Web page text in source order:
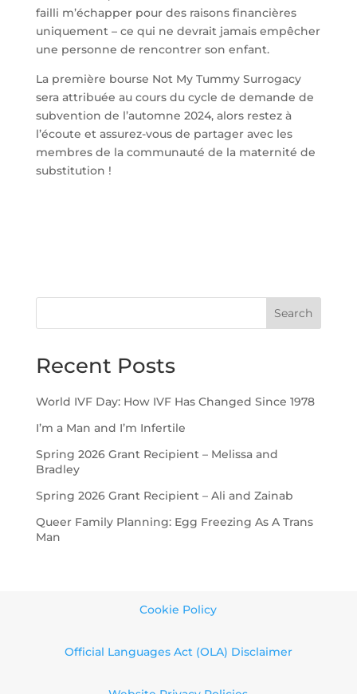
failli m’échapper pour des raisons financières
uniquement – ce qui ne devrait jamais empêcher
une personne de rencontrer son enfant.
La première bourse Not My Tummy Surrogacy
sera attribuée au cours du cycle de demande de
subvention de l’automne 2024, alors restez à
l’écoute et assurez-vous de partager avec les
membres de la communauté de la maternité de
substitution !
Search
Recent Posts
World IVF Day: How IVF Has Changed Since 1978
I’m a Man and I’m Infertile
Spring 2026 Grant Recipient – Melissa and
Bradley
Spring 2026 Grant Recipient – Ali and Zainab
Queer Family Planning: Egg Freezing As A Trans
Man
Cookie Policy
Official Languages Act (OLA) Disclaimer